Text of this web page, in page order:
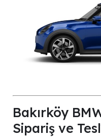
Bakırköy
Sipariş ve